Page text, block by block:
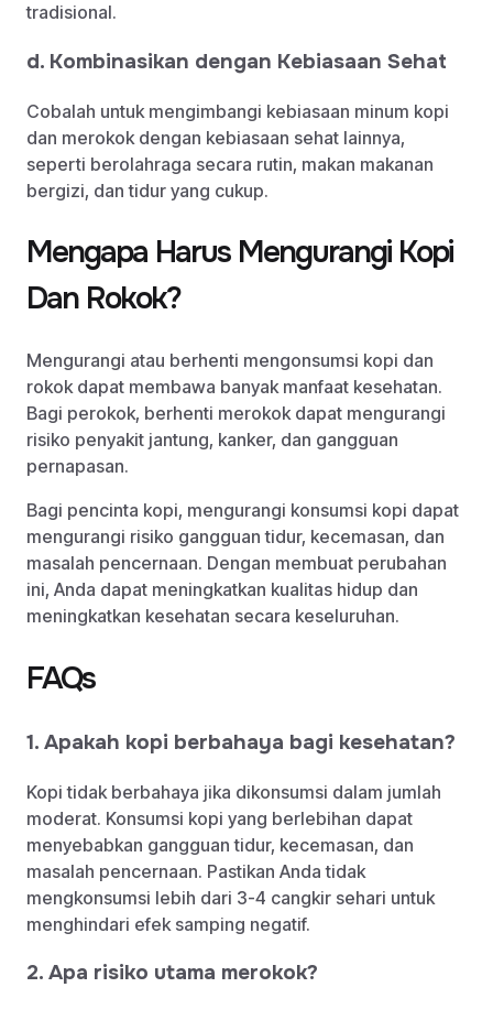
tradisional.
d. Kombinasikan dengan Kebiasaan Sehat
Cobalah untuk mengimbangi kebiasaan minum kopi
dan merokok dengan kebiasaan sehat lainnya,
seperti berolahraga secara rutin, makan makanan
bergizi, dan tidur yang cukup.
Mengapa Harus Mengurangi Kopi
Dan Rokok?
Mengurangi atau berhenti mengonsumsi kopi dan
rokok dapat membawa banyak manfaat kesehatan.
Bagi perokok, berhenti merokok dapat mengurangi
risiko penyakit jantung, kanker, dan gangguan
pernapasan.
Bagi pencinta kopi, mengurangi konsumsi kopi dapat
mengurangi risiko gangguan tidur, kecemasan, dan
masalah pencernaan. Dengan membuat perubahan
ini, Anda dapat meningkatkan kualitas hidup dan
meningkatkan kesehatan secara keseluruhan.
FAQs
1. Apakah kopi berbahaya bagi kesehatan?
Kopi tidak berbahaya jika dikonsumsi dalam jumlah
moderat. Konsumsi kopi yang berlebihan dapat
menyebabkan gangguan tidur, kecemasan, dan
masalah pencernaan. Pastikan Anda tidak
mengkonsumsi lebih dari 3-4 cangkir sehari untuk
menghindari efek samping negatif.
2. Apa risiko utama merokok?